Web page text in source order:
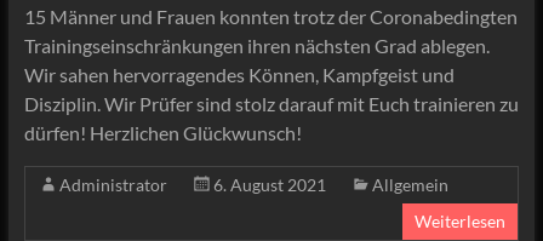
15 Männer und Frauen konnten trotz der Coronabedingten
Trainingseinschränkungen ihren nächsten Grad ablegen.
Wir sahen hervorragendes Können, Kampfgeist und
Disziplin. Wir Prüfer sind stolz darauf mit Euch trainieren zu
dürfen! Herzlichen Glückwunsch!
Administrator 6. August 2021
Allgemein
Weiterlesen